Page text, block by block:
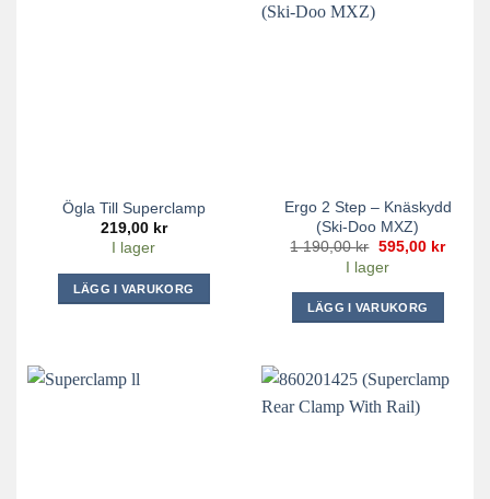
Ögla Till Superclamp
219,00 kr
I lager
LÄGG I VARUKORG
Ergo 2 Step – Knäskydd
(Ski-Doo MXZ)
1 190,00kr Det
priset
var:
1
190,00 kr.
595,00 krDet
är:
I lager
LÄGG I VARUKORG